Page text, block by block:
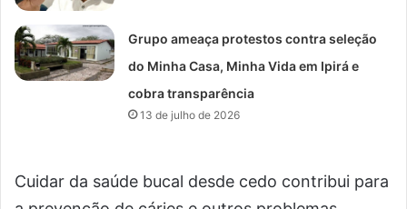
Grupo ameaça protestos contra seleção
do Minha Casa, Minha Vida em Ipirá e
cobra transparência
13 de julho de 2026
Cuidar da saúde bucal desde cedo contribui para